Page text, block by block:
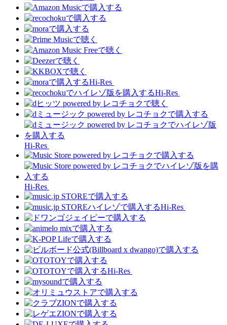
Hi-Res
Hi-Res
Hi-Res
Hi-Res
Hi-Res
Hi-Res